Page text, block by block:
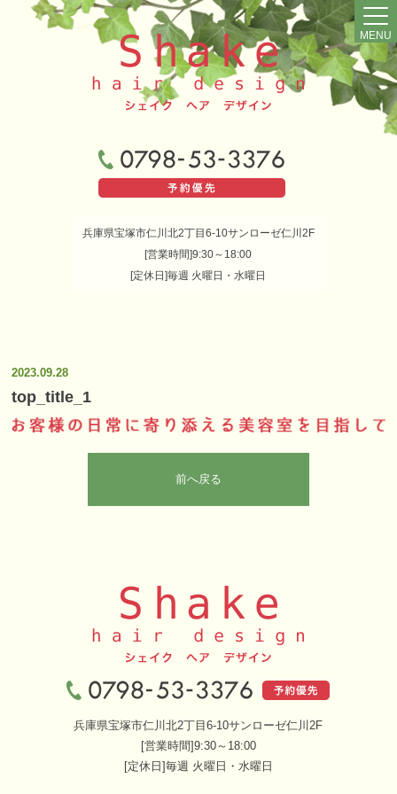
兵庫県宝塚市仁川北2丁目6-10サンローゼ仁川2F
[営業時間]9:30～18:00
[定休日]毎週 火曜日・水曜日
MENU
2023.09.28
top_title_1
前へ戻る
兵庫県宝塚市仁川北2丁目6-10サンローゼ仁川2F
[営業時間]9:30～18:00
[定休日]毎週 火曜日・水曜日